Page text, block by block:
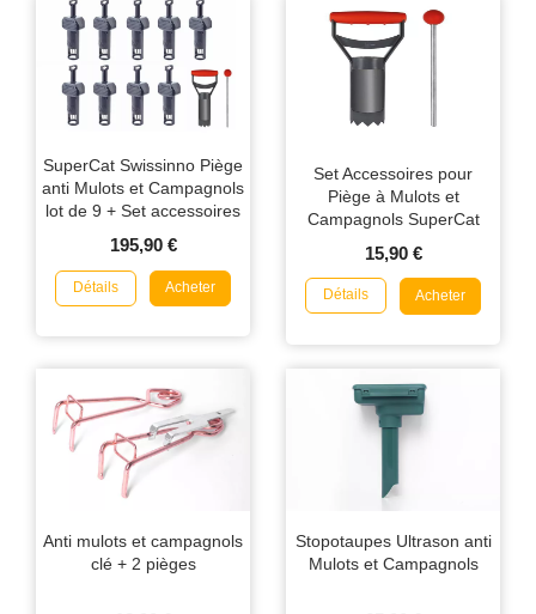
SuperCat Swissinno Piège
anti Mulots et Campagnols
lot de 9 + Set accessoires
OFFERT
195,90 €
Détails Acheter
Set Accessoires pour
Piège à Mulots et
Campagnols SuperCat
15,90 €
Détails Acheter
Anti mulots et campagnols
clé + 2 pièges
Stopotaupes Ultrason anti
Mulots et Campagnols